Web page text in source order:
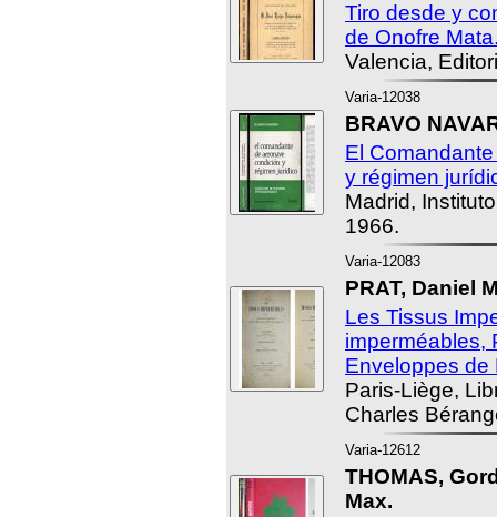
Tiro desde y
de Onofre
Valencia,
Varia-12038
BRAVO
El
y régimen
Madrid,
1966.
Varia-12083
PRAT, Daniel
Les Tissus
imperméables,
Enveloppes de
Paris-Liège,
Charles
Varia-12612
THOMAS,
Max.